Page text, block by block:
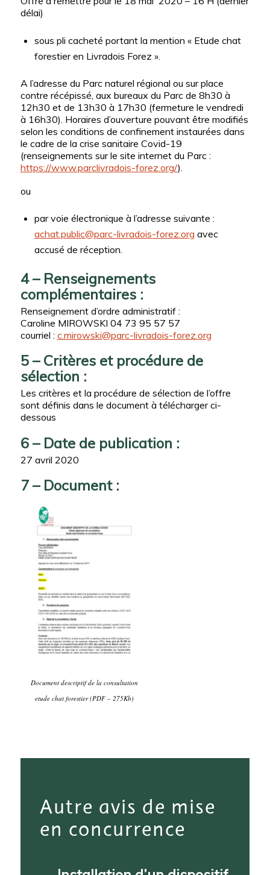
délai)
sous pli cacheté portant la mention « Etude chat
forestier en Livradois Forez ».
A l’adresse du Parc naturel régional ou sur place
contre récépissé, aux bureaux du Parc de 8h30 à
12h30 et de 13h30 à 17h30 (fermeture le vendredi
à 16h30). Horaires d’ouverture pouvant être modifiés
selon les conditions de confinement instaurées dans
le cadre de la crise sanitaire Covid-19
(renseignements sur le site internet du Parc :
https://www.parclivradois-forez.org/).
ou
par voie électronique à l’adresse suivante :
achat.public@parc-livradois-forez.org avec
accusé de réception.
4 – Renseignements
complémentaires :
Renseignement d’ordre administratif :
Caroline MIROWSKI 04 73 95 57 57
courriel : c.mirowski@parc-livradois-forez.org
5 – Critères et procédure de
sélection :
Les critères et la procédure de sélection de l’offre
sont définis dans le document à télécharger ci-
dessous
6 – Date de publication :
27 avril 2020
7 – Document :
Document descriptif de la consultation
etude chat forestier (PDF – 275Kb)
Autre avis de mise
en concurrence